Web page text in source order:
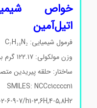
اتیل‌آمین
فرمول شیمیایی: C₇H₁₀N₂
وزن مولکولی: ۱۲۲.۱۷ گرم بر مول
ساختار: حلقه پیریدین متصل
SMILES: NCCc1ccccn1
2-6-9-7/h1-3,6H,4-5,8H2